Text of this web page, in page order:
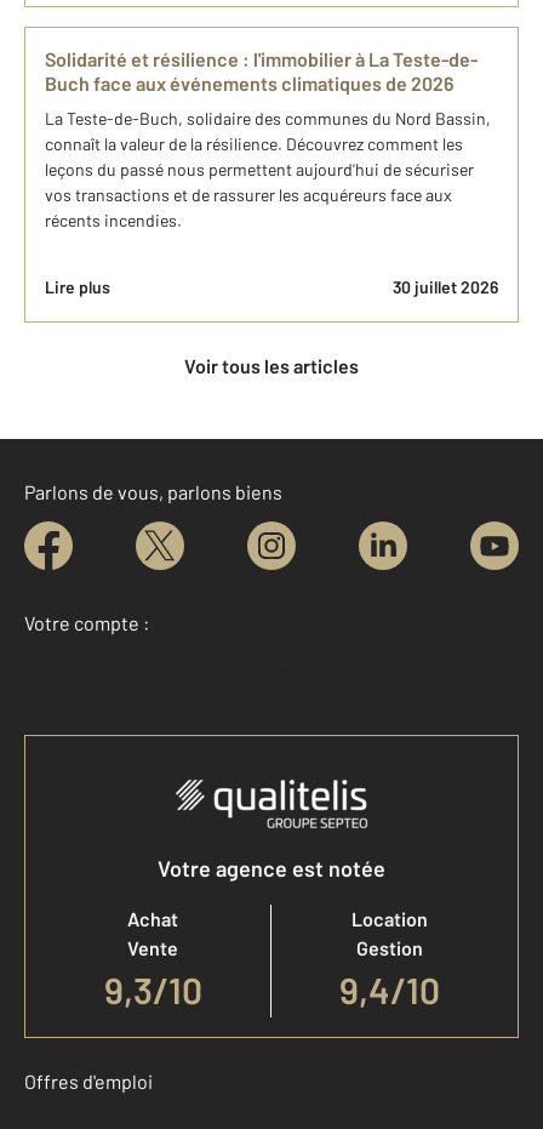
Solidarité et résilience : l'immobilier à La Teste-de-
Buch face aux événements climatiques de 2026
La Teste-de-Buch, solidaire des communes du Nord Bassin,
connaît la valeur de la résilience. Découvrez comment les
leçons du passé nous permettent aujourd'hui de sécuriser
vos transactions et de rassurer les acquéreurs face aux
récents incendies.
Lire plus 30 juillet 2026
Voir tous les articles
Parlons de vous, parlons biens
Votre compte :
Accéder à mon compte
Votre agence est notée
Achat
Vente
9,3/10
Location
Gestion
9,4/10
Offres d'emploi